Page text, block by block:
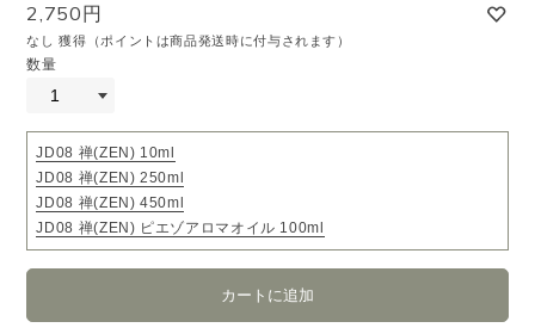
2,750円
なし 獲得（ポイントは商品発送時に付与されます）
数量
JD08 禅(ZEN) 10ml
JD08 禅(ZEN) 250ml
JD08 禅(ZEN) 450ml
JD08 禅(ZEN) ピエゾアロマオイル 100ml